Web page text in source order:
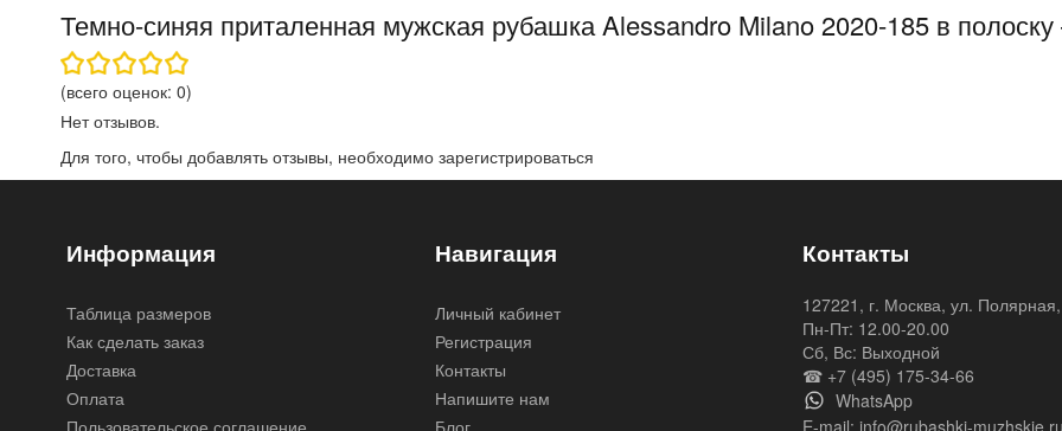
Темно-синяя приталенная мужская рубашка Alessandro Milano 2020-185 в
(всего оценок: 0)
Нет отзывов.
Для того, чтобы добавлять отзывы, необходимо зарегистрироваться
Информация
Таблица размеров
Как сделать заказ
Доставка
Оплата
Пользовательское соглашение
Навигация
Личный кабинет
Регистрация
Контакты
Напишите нам
Блог
Контакты
127221, г. Москва, ул.
Пн-Пт: 12.00-20.00
Сб, Вс: Выходной
☎ +7 (495) 175-34-66
WhatsApp
E-mail: info@rubashki-muzhskie.ru